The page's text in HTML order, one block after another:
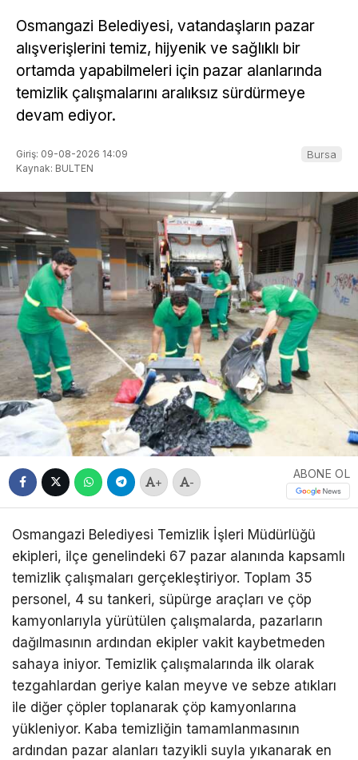
Osmangazi Belediyesi, vatandaşların pazar
alışverişlerini temiz, hijyenik ve sağlıklı bir
ortamda yapabilmeleri için pazar alanlarında
temizlik çalışmalarını aralıksız sürdürmeye
devam ediyor.
Giriş: 09-08-2026 14:09
Kaynak: BULTEN
Bursa
+ -
ABONE OL
Osmangazi Belediyesi Temizlik İşleri Müdürlüğü
ekipleri, ilçe genelindeki 67 pazar alanında kapsamlı
temizlik çalışmaları gerçekleştiriyor. Toplam 35
personel, 4 su tankeri, süpürge araçları ve çöp
kamyonlarıyla yürütülen çalışmalarda, pazarların
dağılmasının ardından ekipler vakit kaybetmeden
sahaya iniyor. Temizlik çalışmalarında ilk olarak
tezgahlardan geriye kalan meyve ve sebze atıkları
ile diğer çöpler toplanarak çöp kamyonlarına
yükleniyor. Kaba temizliğin tamamlanmasının
ardından pazar alanları tazyikli suyla yıkanarak en